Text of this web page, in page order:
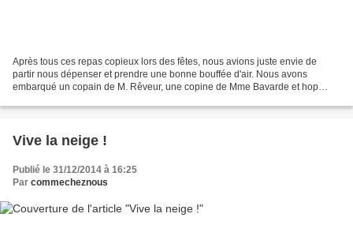
Après tous ces repas copieux lors des fêtes, nous avions juste envie de
partir nous dépenser et prendre une bonne bouffée d'air. Nous avons
embarqué un copain de M. Rêveur, une copine de Mme Bavarde et hop
Vive la neige !
Publié le 31/12/2014 à 16:25
Par commecheznous